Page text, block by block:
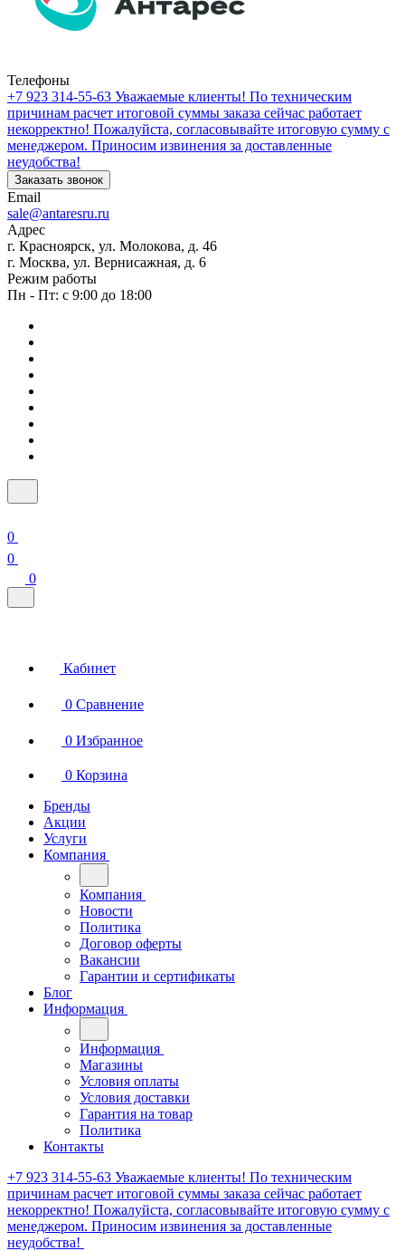
Телефоны
+7 923 314-55-63 Уважаемые клиенты! По техническим
причинам расчет итоговой суммы заказа сейчас работает
некорректно! Пожалуйста, согласовывайте итоговую сумму с
менеджером. Приносим извинения за доставленные
неудобства!
Заказать звонок
Email
sale@antaresru.ru
Адрес
г. Красноярск, ул. Молокова, д. 46
г. Москва, ул. Вернисажная, д. 6
Режим работы
Пн - Пт: с 9:00 до 18:00
0
0
0
Кабинет
0 Сравнение
0 Избранное
0 Корзина
Бренды
Акции
Услуги
Компания
Компания
Новости
Политика
Договор оферты
Вакансии
Гарантии и сертификаты
Блог
Информация
Информация
Магазины
Условия оплаты
Условия доставки
Гарантия на товар
Политика
Контакты
+7 923 314-55-63 Уважаемые клиенты! По техническим
причинам расчет итоговой суммы заказа сейчас работает
некорректно! Пожалуйста, согласовывайте итоговую сумму с
менеджером. Приносим извинения за доставленные
неудобства!